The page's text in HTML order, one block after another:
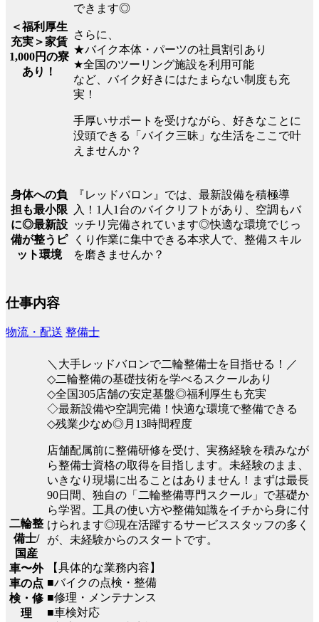
＜福利厚生
充実＞家賃
1,000円の寮
あり！
できます◎
さらに、
★バイク本体・パーツの社員割引あり
★全国のツーリング施設を利用可能
など、バイク好きにはたまらない制度も充
実！
手厚いサポートを受けながら、好きなことに
没頭できる「バイク三昧」な生活をここで叶
えませんか？
身体への負
担も最小限
に◎最新設
備が整うピ
ット環境
『レッドバロン』では、最新設備を積極導
入！1人1台のバイクリフトがあり、空調もバ
ッチリ完備されています◎快適な環境でじっ
くり作業に集中できる本求人で、整備スキル
を磨きませんか？
仕事内容
物流・配送 整備士
二輪整
備士/
国産
車〜外
車の点
検・修
理
＼大手レッドバロンで二輪整備士を目指せる！／
◇二輪整備の基礎技術を学べるスクールあり
◇全国305店舗の安定基盤◎福利厚生も充実
◇最新設備や空調完備！快適な環境で整備できる
◇残業少なめ◎月13時間程度
店舗配属前に整備研修を受け、実務経験を積みなが
ら整備士資格の取得を目指します。未経験のまま、
いきなり現場に出ることはありません！まずは最長
90日間、独自の「二輪整備専門スクール」で基礎か
ら学習。工具の使い方や整備知識をイチから身に付
けられます◎現在活躍するサービススタッフの多く
が、未経験からのスタートです。
【具体的な業務内容】
■バイクの点検・整備
■修理・メンテナンス
■車検対応